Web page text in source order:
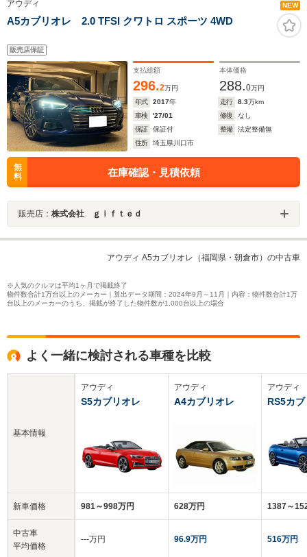
アウディ NEW
A5カブリオレ 2.0 TFSI クワトロ スポーツ 4WD
販売店保証
支払総額
296.2万円
本体価格
288.0万円
年式
2017年 走行 8.3万km
車検
'27/01 修復
なし
保証
保証付 整備
法定整備無
住所
埼玉県川口市
無
料
在庫確認・見積依頼
販売店： 株式会社 ｇｉｆｔｅｄ
アウディ A5カブリオレ（福岡県・朝倉市）の中古車
※人気のクルマは平均1ヶ月で掲載終了
物件数合計1万台以上のメーカー｜算出データ期間：2024年9月～11月｜内容：物件数合計1万
台以上のメーカーのうち、掲載が終了した物件数が1,000台以上の場合
よく一緒に検討される車種を比較
基本情報
新車価格
中古車
平均価格
アウディ
S5カブリオレ
981～998万円
‐‐‐万円
アウディ
A4カブリオレ
628万円
96.9万円
アウディ
RS5カ
1387～
516万円